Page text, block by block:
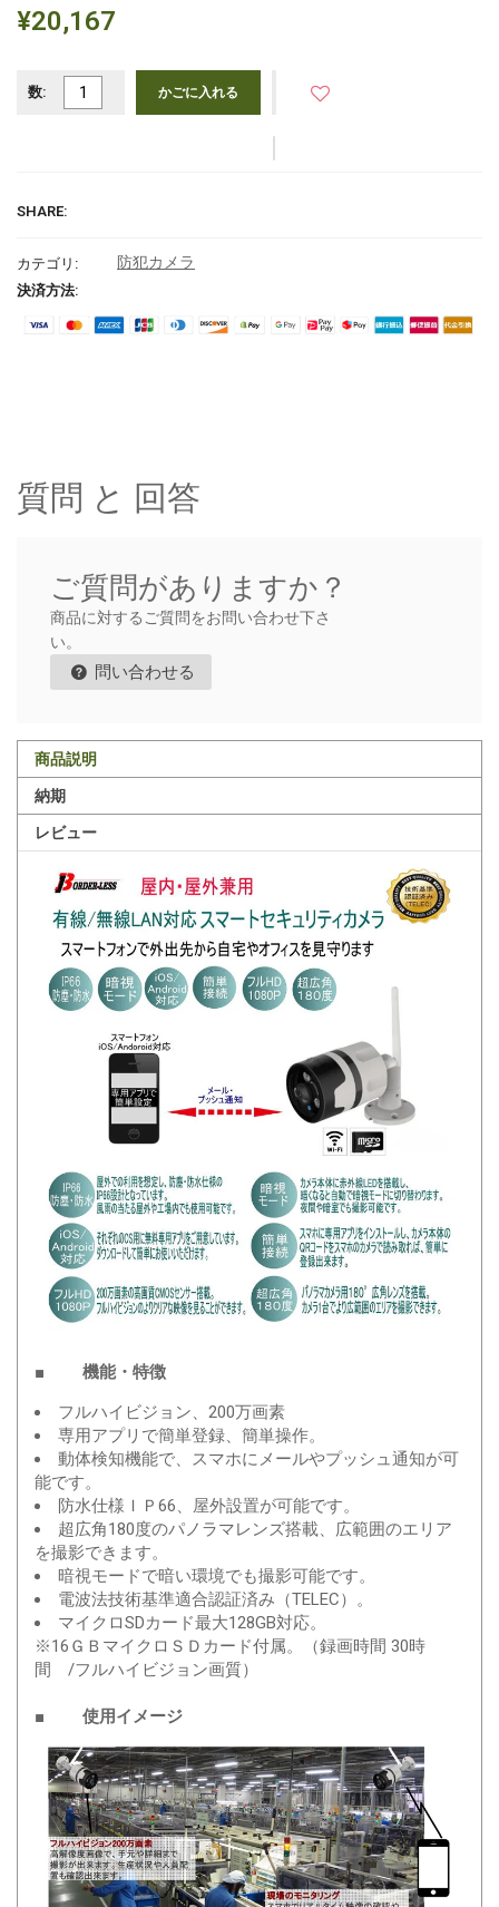
¥20,167
数: かごに入れる
SHARE:
カテゴリ: 防犯カメラ
決済方法:
質問 と 回答
ご質問がありますか？
商品に対するご質問をお問い合わせ下さ
い。
問い合わせる
商品説明
納期
レビュー
■ 機能・特徴
フルハイビジョン、200万画素
専用アプリで簡単登録、簡単操作。
動体検知機能で、スマホにメールやプッシュ通知が可
能です。
防水仕様ＩＰ66、屋外設置が可能です。
超広角180度のパノラマレンズ搭載、広範囲のエリア
を撮影できます。
暗視モードで暗い環境でも撮影可能です。
電波法技術基準適合認証済み（TELEC）。
マイクロSDカード最大128GB対応。
※16ＧＢマイクロＳＤカード付属。（録画時間 30時
間 /フルハイビジョン画質）
■ 使用イメージ